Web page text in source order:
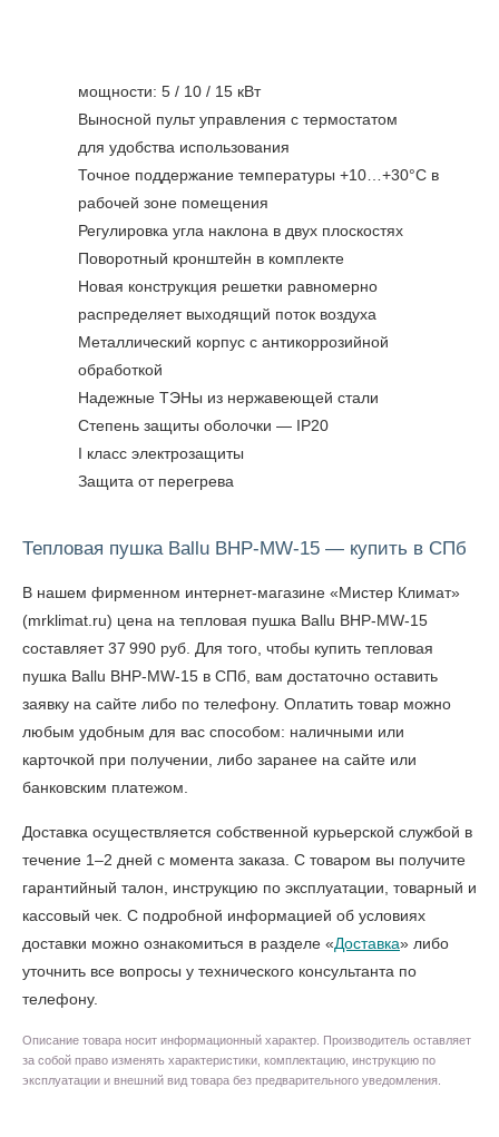
мощности: 5 / 10 / 15 кВт
Выносной пульт управления с термостатом
для удобства использования
Точное поддержание температуры +10…+30°С в
рабочей зоне помещения
Регулировка угла наклона в двух плоскостях
Поворотный кронштейн в комплекте
Новая конструкция решетки равномерно
распределяет выходящий поток воздуха
Металлический корпус с антикоррозийной
обработкой
Надежные ТЭНы из нержавеющей стали
Степень защиты оболочки — IP20
I класс электрозащиты
Защита от перегрева
Тепловая пушка Ballu BHP-MW-15 — купить в СПб
В нашем фирменном интернет-магазине «Мистер Климат»
(mrklimat.ru) цена на тепловая пушка Ballu BHP-MW-15
составляет 37 990 руб. Для того, чтобы купить тепловая
пушка Ballu BHP-MW-15 в СПб , вам достаточно оставить
заявку на сайте либо по телефону. Оплатить товар можно
любым удобным для вас способом: наличными или
карточкой при получении, либо заранее на сайте или
банковским платежом.
Доставка осуществляется собственной курьерской службой в
течение 1–2 дней с момента заказа. С товаром вы получите
гарантийный талон, инструкцию по эксплуатации, товарный и
кассовый чек. С подробной информацией об условиях
доставки можно ознакомиться в разделе «Доставка» либо
уточнить все вопросы у технического консультанта по
телефону.
Описание товара носит информационный характер. Производитель оставляет
за собой право изменять характеристики, комплектацию, инструкцию по
эксплуатации и внешний вид товара без предварительного уведомления.